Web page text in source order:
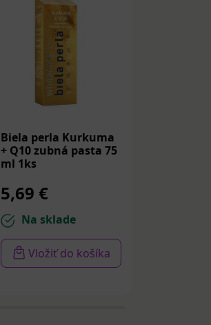
Biela perla Kurkuma
+ Q10 zubná pasta 75
ml 1ks
5,69 €
Na sklade
Vložiť do košíka